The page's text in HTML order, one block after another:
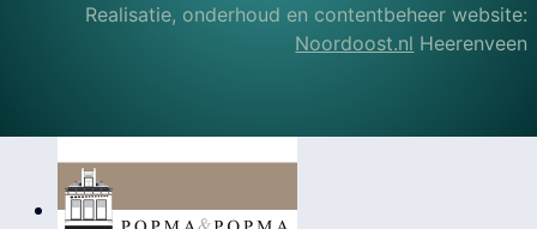
Realisatie, onderhoud en contentbeheer website:
Noordoost.nl Heerenveen